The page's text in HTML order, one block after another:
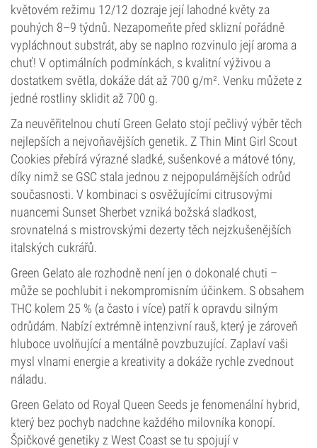
květovém režimu 12/12 dozraje její lahodné květy za
pouhých 8–9 týdnů. Nezapomeňte před sklizní pořádně
vypláchnout substrát, aby se naplno rozvinulo její aroma a
chuť! V optimálních podmínkách, s kvalitní výživou a
dostatkem světla, dokáže dát až 700 g/m². Venku můžete z
jedné rostliny sklidit až 700 g.
Za neuvěřitelnou chutí Green Gelato stojí pečlivý výběr těch
nejlepších a nejvoňavějších genetik. Z Thin Mint Girl Scout
Cookies přebírá výrazné sladké, sušenkové a mátové tóny,
díky nimž se GSC stala jednou z nejpopulárnějších odrůd
současnosti. V kombinaci s osvěžujícími citrusovými
nuancemi Sunset Sherbet vzniká božská sladkost,
srovnatelná s mistrovskými dezerty těch nejzkušenějších
italských cukrářů.
Green Gelato ale rozhodně není jen o dokonalé chuti –
může se pochlubit i nekompromisním účinkem. S obsahem
THC kolem 25 % (a často i více) patří k opravdu silným
odrůdám. Nabízí extrémně intenzivní rauš, který je zároveň
hluboce uvolňující a mentálně povzbuzující. Zaplaví vaši
mysl vlnami energie a kreativity a dokáže rychle zvednout
náladu.
Green Gelato od Royal Queen Seeds je fenomenální hybrid,
který bez pochyb nadchne každého milovníka konopí.
Špičkové genetiky z West Coast se tu spojují v